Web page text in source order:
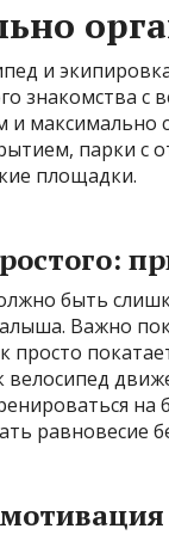
и
знакомства с
и максимально
парки с
площадки.
быть
Важно
просто
на
равновесие